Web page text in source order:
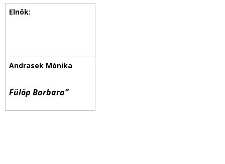
Fülöp Barbara”